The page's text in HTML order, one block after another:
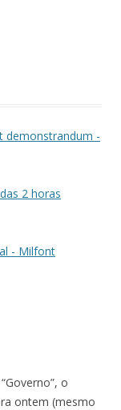
demonstrandum -
2 horas
- Milfont
o
ontem (mesmo